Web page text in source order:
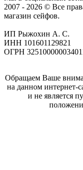
2007 - 2026 © Все
магазин сейфов.
ИП Рыжохин А. С.
ИНН 101601129821
ОГРН
Обращаем Ваше
на данном интернет-
и не является